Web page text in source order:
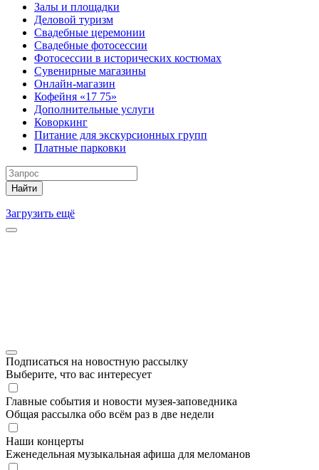
Залы и площадки
Деловой туризм
Свадебные церемонии
Свадебные фотосессии
Фотосессии в исторических костюмах
Сувенирные магазины
Онлайн-магазин
Кофейня «17 75»
Дополнительные услуги
Коворкинг
Питание для экскурсионных групп
Платные парковки
Найти
Загрузить ещё
Подписаться на новостную рассылку
Выберите, что вас интересует
Главные события и новости музея-заповедника
Общая рассылка обо всём раз в две недели
Наши концерты
Еженедельная музыкальная афиша для меломанов